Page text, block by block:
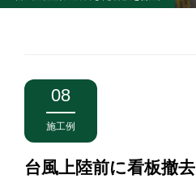
08
施工例
台風上陸前に看板撤去